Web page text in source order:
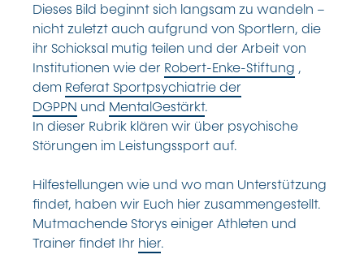
Dieses Bild beginnt sich langsam zu wandeln –
nicht zuletzt auch aufgrund von Sportlern, die
ihr Schicksal mutig teilen und der Arbeit von
Institutionen wie der Robert-Enke-Stiftung ,
dem Referat Sportpsychiatrie der
DGPPN und MentalGestärkt.
In dieser Rubrik klären wir über psychische
Störungen im Leistungssport auf.
Hilfestellungen wie und wo man Unterstützung
findet, haben wir Euch hier zusammengestellt.
Mutmachende Storys einiger Athleten und
Trainer findet Ihr hier.